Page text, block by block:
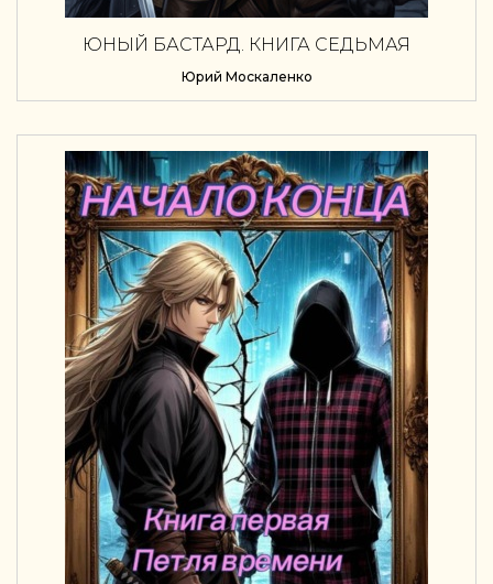
ЮНЫЙ БАСТАРД. КНИГА СЕДЬМАЯ
Юрий Москаленко